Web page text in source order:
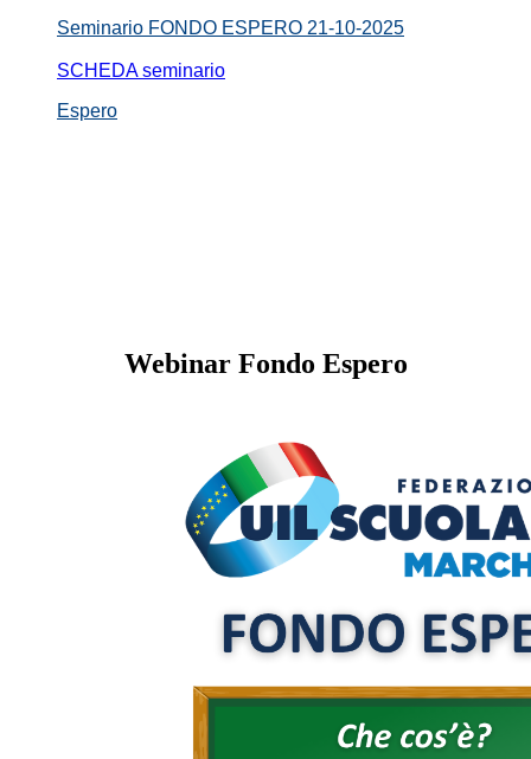
Seminario FONDO ESPERO 21-10-2025
SCHEDA seminario
Espero
Webinar Fondo Espero